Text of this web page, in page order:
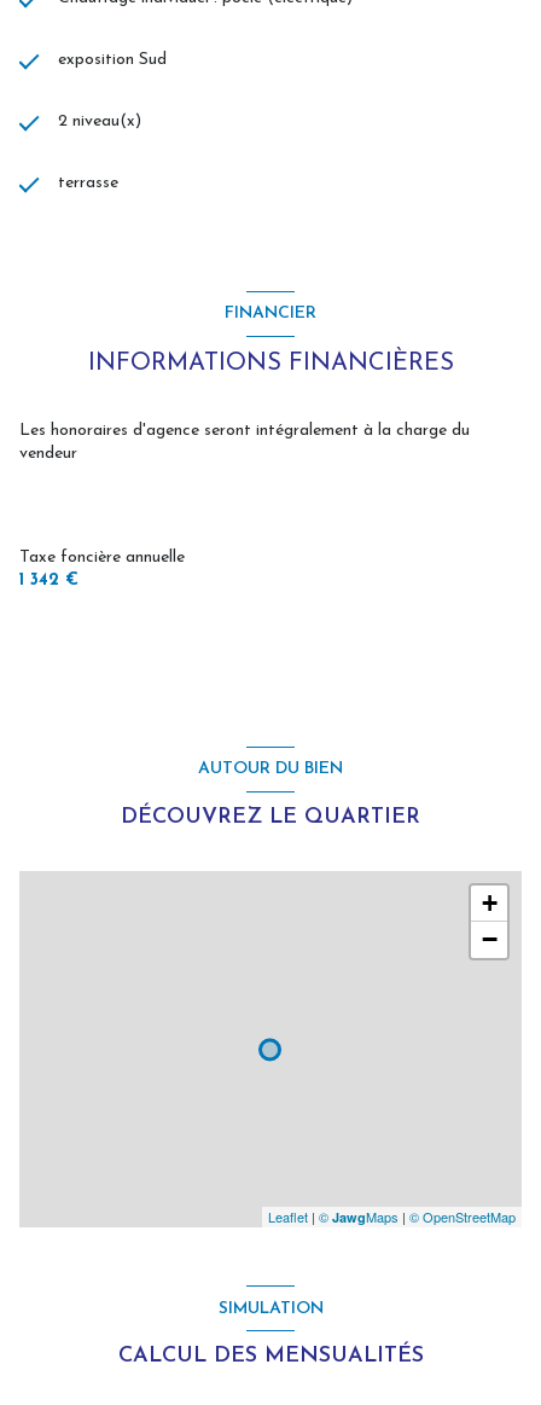
exposition Sud
2 niveau(x)
terrasse
FINANCIER
INFORMATIONS FINANCIÈRES
Les honoraires d'agence seront intégralement à la charge du
vendeur
Taxe foncière annuelle
1 342 €
AUTOUR DU BIEN
DÉCOUVREZ LE QUARTIER
+
−
Leaflet | © JawgMaps | © OpenStreetMap
SIMULATION
CALCUL DES MENSUALITÉS